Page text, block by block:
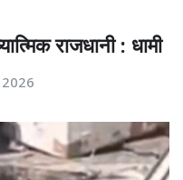
राजधानी : धामी
2026